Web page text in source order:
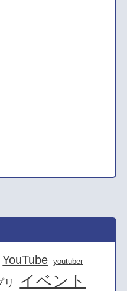
YouTube youtuber
リ イベント